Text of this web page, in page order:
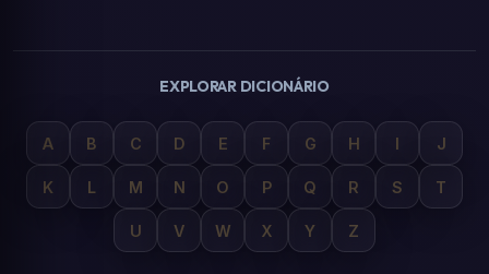
EXPLORAR DICIONÁRIO
A B C D E F G H I J
K L M N O P Q R S T
U V W X Y Z